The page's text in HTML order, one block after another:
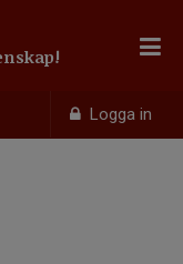
Logga in